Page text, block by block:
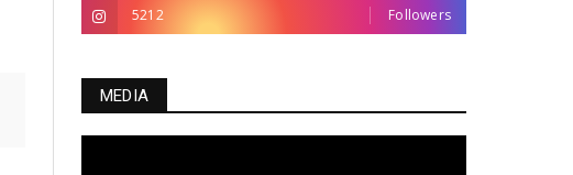
5212 Followers
MEDIA